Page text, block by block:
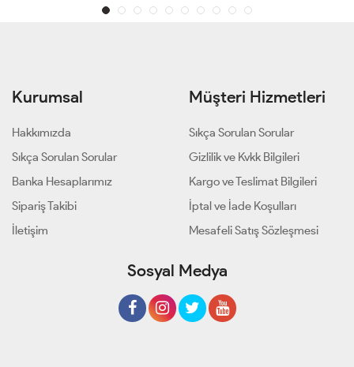
Kurumsal
Hakkımızda
Sıkça Sorulan Sorular
Banka Hesaplarımız
Sipariş Takibi
İletişim
Müşteri Hizmetleri
Sıkça Sorulan Sorular
Gizlilik ve Kvkk Bilgileri
Kargo ve Teslimat Bilgileri
İptal ve İade Koşulları
Mesafeli Satış Sözleşmesi
Sosyal Medya